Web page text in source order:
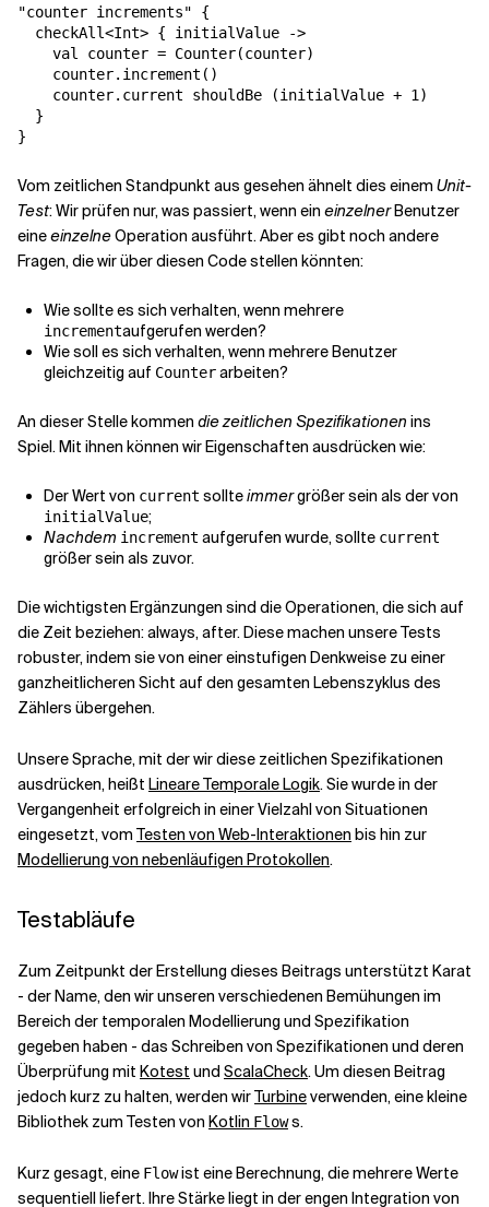
"counter increments" {
  checkAll<Int> { initialValue ->
    val counter = Counter(counter)
    counter.increment()
    counter.current shouldBe (initialValue + 1)
  }
}
Vom zeitlichen Standpunkt aus gesehen ähnelt dies einem Unit-
Test: Wir prüfen nur, was passiert, wenn ein einzelnerBenutzer
eineeinzelneOperation ausführt. Aber es gibt noch andere
Fragen, die wir über diesen Code stellen könnten:
Wie sollte es sich verhalten, wenn mehrere
incrementaufgerufen werden?
Wie soll es sich verhalten, wenn mehrere Benutzer
gleichzeitig auf Counterarbeiten?
An dieser Stelle kommen die zeitlichen Spezifikationen ins
Spiel. Mit ihnen können wir Eigenschaften ausdrücken wie:
Der Wert von current sollteimmergrößer sein als der von
initialValue;
Nachdem increment aufgerufen wurde, sollte current
größer sein als zuvor.
Die wichtigsten Ergänzungen sind die Operationen, die sich auf
die Zeit beziehen: always, after. Diese machen unsere Tests
robuster, indem sie von einer einstufigen Denkweise zu einer
ganzheitlicheren Sicht auf den gesamten Lebenszyklus des
Zählers übergehen.
Unsere Sprache, mit der wir diese zeitlichen Spezifikationen
ausdrücken, heißt Lineare Temporale Logik. Sie wurde in der
Vergangenheit erfolgreich in einer Vielzahl von Situationen
eingesetzt, vom Testen von Web-Interaktionen bis hin zur
Modellierung von nebenläufigen Protokollen.
Testabläufe
Zum Zeitpunkt der Erstellung dieses Beitrags unterstützt Karat
- der Name, den wir unseren verschiedenen Bemühungen im
Bereich der temporalen Modellierung und Spezifikation
gegeben haben - das Schreiben von Spezifikationen und deren
Überprüfung mit Kotest und ScalaCheck. Um diesen Beitrag
jedoch kurz zu halten, werden wirTurbineverwenden, eine kleine
Bibliothek zum Testen von Kotlin Flows.
Kurz gesagt, eine Flowist eine Berechnung, die mehrere Werte
sequentiell liefert. Ihre Stärke liegt in der engen Integration von